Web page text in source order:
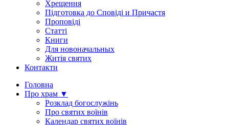
Хрещення
Підготовка до Сповіді и Причастя
Проповіді
Статті
Книги
Для новоначальных
Житія святих
Контакти
Головна
Про храм ▼
Розклад богослужінь
Про святих воїнів
Календар святих воїнів